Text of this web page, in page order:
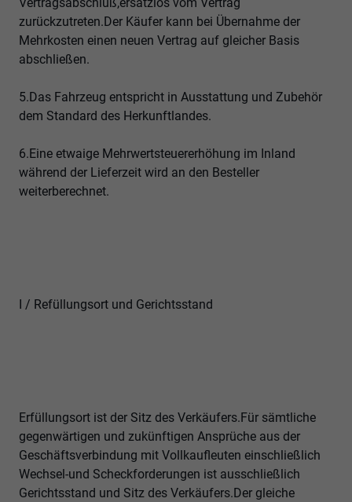
zurückzutreten.Der Käufer kann bei Übernahme der
Mehrkosten einen neuen Vertrag auf gleicher Basis
abschließen.
5.Das Fahrzeug entspricht in Ausstattung und Zubehör
dem Standard des Herkunftlandes.
6.Eine etwaige Mehrwertsteuererhöhung im Inland
während der Lieferzeit wird an den Besteller
weiterberechnet.
I / Refüllungsort und Gerichtsstand
Erfüllungsort ist der Sitz des Verkäufers.Für sämtliche
gegenwärtigen und zukünftigen Ansprüche aus der
Geschäftsverbindung mit Vollkaufleuten einschließlich
Wechsel-und Scheckforderungen ist ausschließlich
Gerichtsstand und Sitz des Verkäufers.Der gleiche